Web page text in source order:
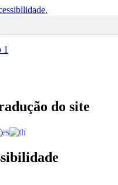
Acesso à informação
1
do site